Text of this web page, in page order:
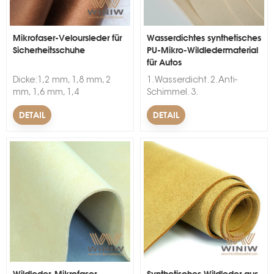
Mikrofaser-Veloursleder für
Sicherheitsschuhe
Dicke:1,2 mm, 1,8 mm, 2
mm, 1,6 mm, 1,4
mm.Verwendung:Tasche,
Schuhe, Möbel, Dekoration,
FutterBesonderheit:Abriebfest,
SchimmelBreite:54/55"Muster:Umweltfreundlich,
gute Haptik, guter
SchreibeffektMaterial:Nylon+PU
DETAIL
Wasserdichtes synthetisches
PU-Mikro-Wildledermaterial
für Autos
1. Wasserdicht. 2. Anti-
Schimmel. 3.
Faltenbest&auml;ndig.
&nbsp; &nbsp;
DETAIL